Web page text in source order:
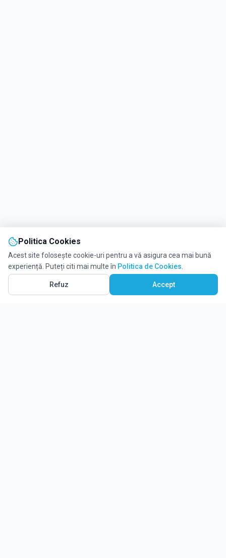
Politica Cookies
Acest site folosește cookie-uri pentru a vă asigura cea mai bună
experiență. Puteți citi mai multe în Politica de Cookies
Refuz Accept